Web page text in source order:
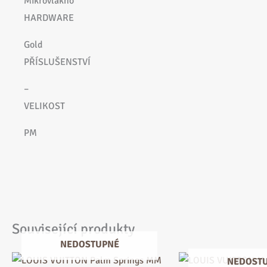
HARDWARE
Gold
PŘÍSLUŠENSTVÍ
–
VELIKOST
PM
Související produkty
NEDOSTUPNÉ